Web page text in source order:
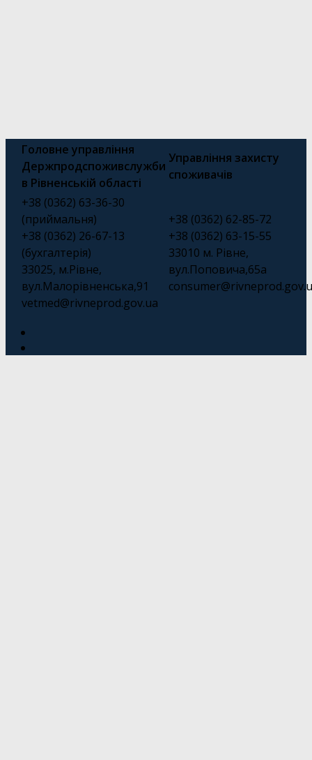
Головне управління
Держпродспоживслужби
в Рівненській області
Управління захисту
споживачів
+38 (0362) 63-36-30
(приймальня)
+38 (0362) 26-67-13
(бухгалтерія)
33025, м.Рівне,
вул.Малорівненська,91
vetmed@rivneprod.gov.ua
+38 (0362) 62-85-72
+38 (0362) 63-15-55
33010 м. Рівне,
вул.Поповича,65а